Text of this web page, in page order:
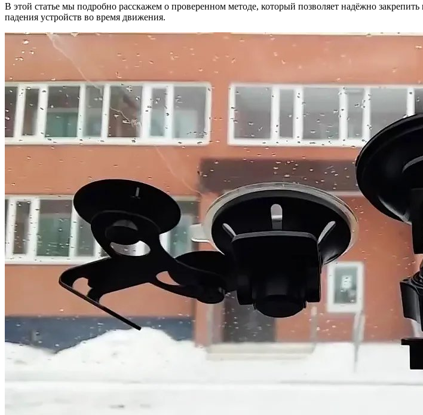
В этой статье мы подробно расскажем о проверенном методе, который позволяет надёжно
падения устройств во время движения.